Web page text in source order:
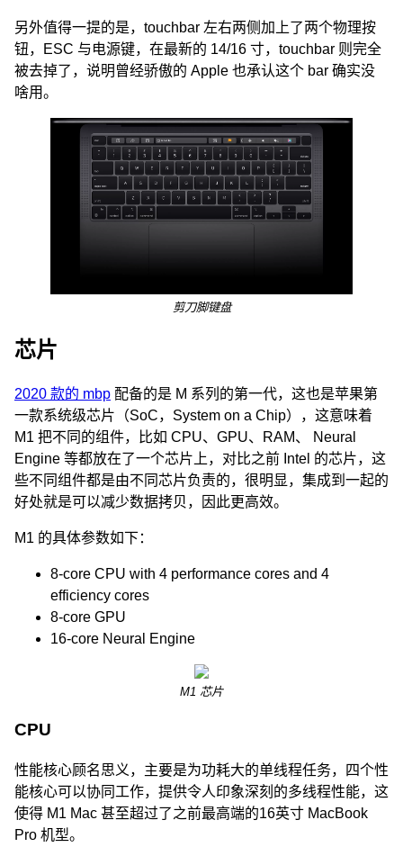
另外值得一提的是，touchbar 左右两侧加上了两个物理按
钮，ESC 与电源键，在最新的 14/16 寸，touchbar 则完全
被去掉了，说明曾经骄傲的 Apple 也承认这个 bar 确实没
啥用。
剪刀脚键盘
芯片
2020 款的 mbp 配备的是 M 系列的第一代，这也是苹果第
一款系统级芯片（SoC，System on a Chip），这意味着
M1 把不同的组件，比如 CPU、GPU、RAM、 Neural
Engine 等都放在了一个芯片上，对比之前 Intel 的芯片，这
些不同组件都是由不同芯片负责的，很明显，集成到一起的
好处就是可以减少数据拷贝，因此更高效。
M1 的具体参数如下：
8-core CPU with 4 performance cores and 4
efficiency cores
8-core GPU
16-core Neural Engine
M1 芯片
CPU
性能核心顾名思义，主要是为功耗大的单线程任务，四个性
能核心可以协同工作，提供令人印象深刻的多线程性能，这
使得 M1 Mac 甚至超过了之前最高端的16英寸 MacBook
Pro 机型。